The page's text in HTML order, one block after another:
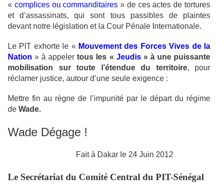
« complices ou commanditaires » de ces actes de tortures
et d’assassinats, qui sont tous passibles de plaintes
devant notre législation et la Cour Pénale Internationale.
Le PIT exhorte le « Mouvement des Forces Vives de la
Nation» à appelertous les « Jeudis» à une puissante
mobilisation sur toute l’étendue du territoire, pour
réclamer justice, autour d’une seule exigence :
Mettre fin au règne de l’impunité par le départ du régime
de Wade.
Wade Dégage !
Fait à Dakar le 24 Juin 2012
Le Secrétariat du Comité Central du PIT-Sénégal